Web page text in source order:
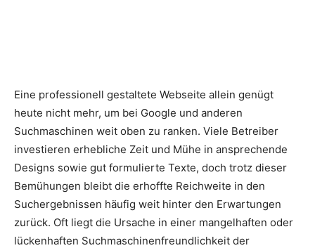
Eine professionell gestaltete Webseite allein genügt
heute nicht mehr, um bei Google und anderen
Suchmaschinen weit oben zu ranken. Viele Betreiber
investieren erhebliche Zeit und Mühe in ansprechende
Designs sowie gut formulierte Texte, doch trotz dieser
Bemühungen bleibt die erhoffte Reichweite in den
Suchergebnissen häufig weit hinter den Erwartungen
zurück. Oft liegt die Ursache in einer mangelhaften oder
lückenhaften Suchmaschinenfreundlichkeit der